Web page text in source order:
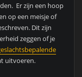
Er zijn een hoop
op een meisje of
Dit zijn
zeggen of je
uitvoeren.